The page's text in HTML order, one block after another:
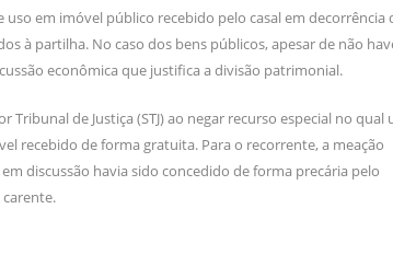
em imóvel público recebido pelo casal em decorrência
à partilha. No caso dos bens públicos, apesar de não
econômica que justifica a divisão patrimonial.
de Justiça (STJ) ao negar recurso especial no qual
recebido de forma gratuita. Para o recorrente, a meação
discussão havia sido concedido de forma precária pelo